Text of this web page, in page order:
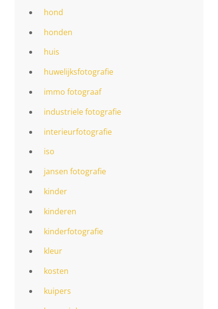
hond
honden
huis
huwelijksfotografie
immo fotograaf
industriele fotografie
interieurfotografie
iso
jansen fotografie
kinder
kinderen
kinderfotografie
kleur
kosten
kuipers